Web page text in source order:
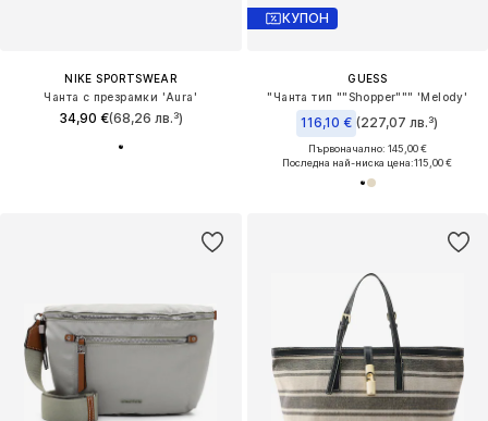
NIKE SPORTSWEAR
Чанта с презрамки 'Aura'
34,90 €(68,26 лв.³)
КУПОН
GUESS
"Чанта тип ""Shopper""" 'Melody'
116,10 € (227,07 лв.³)
Първоначално: 145,00 €
Последна най-ниска цена:115,00 €